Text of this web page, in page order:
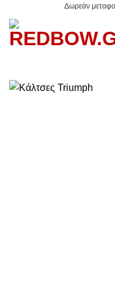
στο
περιεχόμενο
Δωρεάν